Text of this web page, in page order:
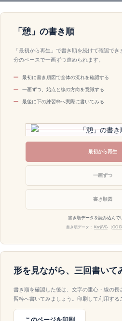
「憩」の書き順
「最初から再生」で書き順を続けて確認で
分のペースで一画ずつ進められます。
最初に書き順図で全体の流れを確認する
一画ずつ、始点と線の方向を意識する
最後に下の練習枠へ実際に書いてみる
最初から再生
一画ずつ
書き順図
書き順データを読み込んで
書き順データ： KanjiVG （CC
形を見ながら、三回書いて
書き順を確認した後は、文字の重心・線の長
習枠へ書いてみましょう。印刷して利用する
このページを印刷